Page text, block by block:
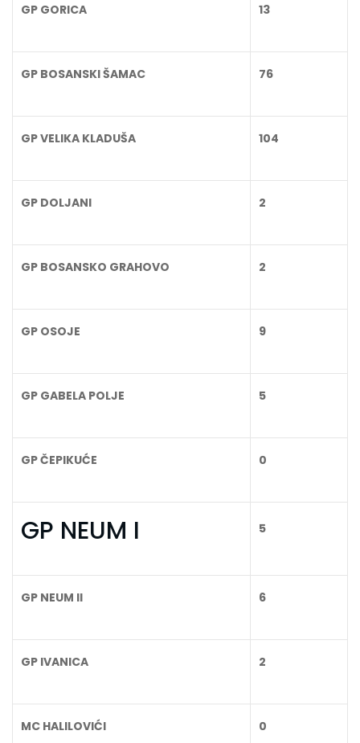
GP GORICA 13
GP BOSANSKI ŠAMAC 76
GP VELIKA KLADUŠA 104
GP DOLJANI 2
GP BOSANSKO GRAHOVO 2
GP OSOJE 9
GP GABELA POLJE 5
GP ČEPIKUĆE 0
GP NEUM I 5
GP NEUM II 6
GP IVANICA 2
MC HALILOVIĆI 0